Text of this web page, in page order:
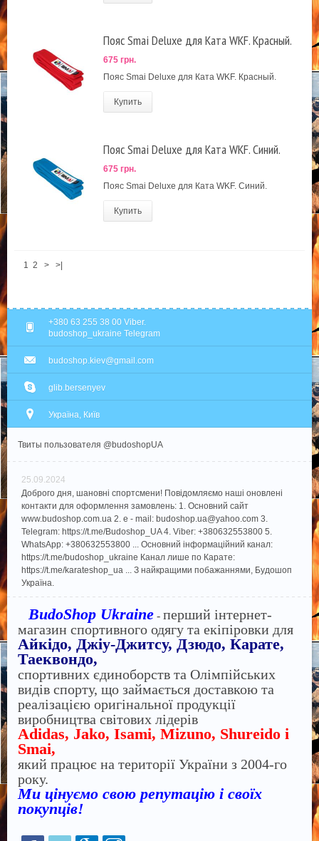
Пояс Smai Deluxe для Ката WKF. Красный.
675 грн.
Пояс Smai Deluxe для Ката WKF. Красный.
Купить
Пояс Smai Deluxe для Ката WKF. Синий.
675 грн.
Пояс Smai Deluxe для Ката WKF. Синий.
Купить
1 2 > >|
+380 63 255 38 00 Viber.
budoshop_ukraine Telegram
budoshop.kiev@gmail.com
glib.bersenyev
Україна, Київ
Твиты пользователя @budoshopUA
25.09.2024
Доброго дня, шановні спортсмени! Повідомляємо наші оновлені
контакти для оформлення замовлень: 1. Основний сайт
www.budoshop.com.ua 2. e - mail: budoshop.ua@​yahoo.com 3.
Telegram: https://t.me/Budoshop_UA 4. Viber: +380632553800 5.
WhatsApp: +380632553800 ... Основний інформаційний канал:
https://t.me/budoshop_ukraine Канал лише по Карате:
https://t.me/karateshop_ua ... З найкращими побажаннями, Будошоп
Україна.
BudoShop Ukraine - перший інтернет-
магазин спортивного одягу та екіпіровки для
Айкідо, Джіу-Джитсу, Дзюдо, Карате,
Таеквондо,
спортивних єдиноборств та Олімпійських
видів спорту, що займається доставкою та
реалізацією оригінальної продукції
виробництва світових лідерів
Adidas, Jako, Isami, Mizuno, Shureido і
Smai,
який працює на території України з 2004-го
року.
Ми цінуємо свою репутацію і своїх
покупців!